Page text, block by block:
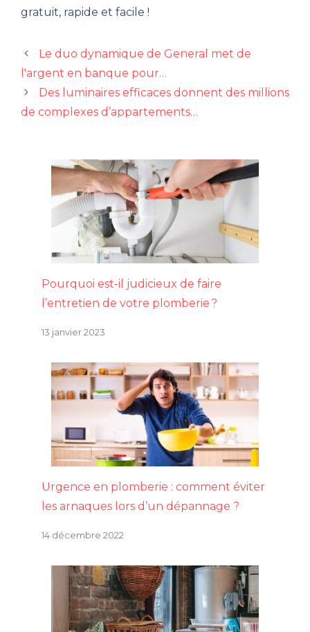
gratuit, rapide et facile !
Le duo dynamique de General met de
l'argent en banque pour…
Des luminaires efficaces donnent des millions
de complexes d’appartements…
Pourquoi est-il judicieux de faire
l’entretien de votre plomberie ?
13 janvier 2023
Urgence en plomberie : comment éviter
les arnaques lors d’un dépannage ?
14 décembre 2022